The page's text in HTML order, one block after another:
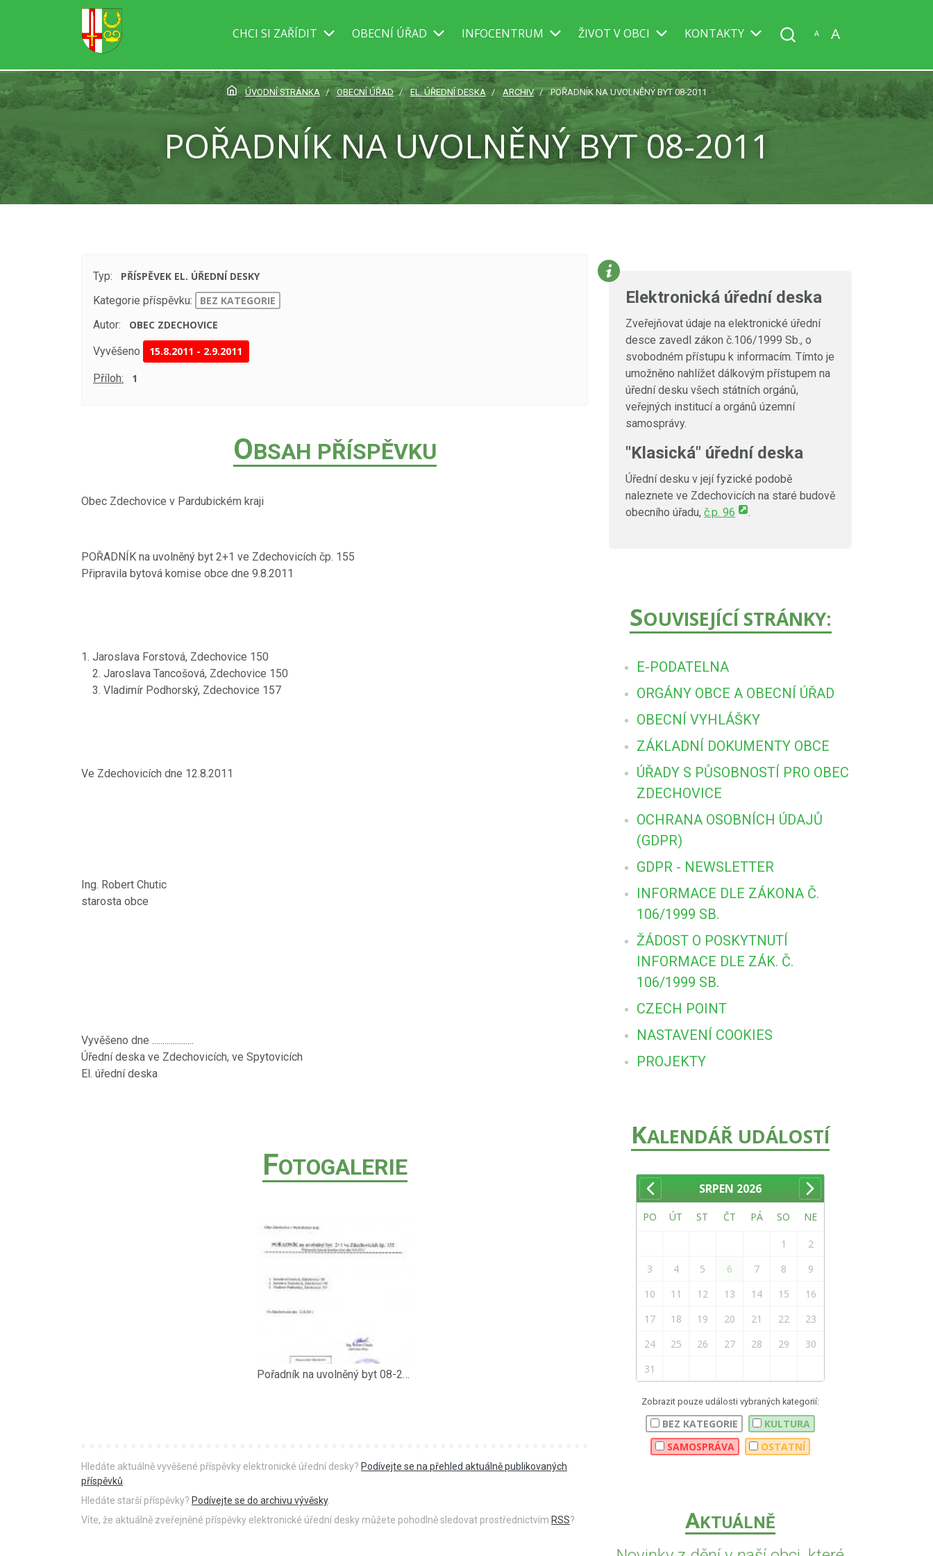
CHCI SI ZAŘÍDIT OBECNÍ ÚŘAD INFOCENTRUM ŽIVOT V OBCI KONTAKTY A A
ÚVODNÍ STRÁNKA OBECNÍ ÚŘAD EL. ÚŘEDNÍ DESKA ARCHIV POŘADNÍK NA UVOLNĚNÝ BYT 08-2011
POŘADNÍK NA UVOLNĚNÝ BYT 08-2011
Typ:
PŘÍSPĚVEK EL. ÚŘEDNÍ DESKY
Kategorie příspěvku:
BEZ KATEGORIE
Autor:
OBEC ZDECHOVICE
Vyvěšeno 15.8.2011 - 2.9.2011
Příloh: 1
OBSAH PŘÍSPĚVKU
Obec Zdechovice v Pardubickém kraji
POŘADNÍK na uvolněný byt 2+1 ve Zdechovicích čp. 155
Připravila bytová komise obce dne 9.8.2011
1. Jaroslava Forstová, Zdechovice 150
2. Jaroslava Tancošová, Zdechovice 150
3. Vladimír Podhorský, Zdechovice 157
Ve Zdechovicích dne 12.8.2011
Ing. Robert Chutic
starosta obce
Vyvěšeno dne ....................
Úřední deska ve Zdechovicích, ve Spytovicích
El. úřední deska
FOTOGALERIE
Pořadník na uvolněný byt 08-2011
Hledáte aktuálně vyvěšené příspěvky elektronické úřední desky? Podívejte se na přehled aktuálně publikovaných
příspěvků.
Hledáte starší příspěvky? Podívejte se do archivu vývěsky.
Víte, že aktuálně zveřejněné příspěvky elektronické úřední desky můžete pohodlně sledovat prostřednictvím RSS?
Elektronická úřední deska
Zveřejňovat údaje na elektronické úřední
desce zavedl zákon č.106/1999 Sb., o
svobodném přístupu k informacím. Tímto je
umožněno nahlížet dálkovým přístupem na
úřední desku všech státních orgánů,
veřejných institucí a orgánů územní
samosprávy.
"Klasická" úřední deska
Úřední desku v její fyzické podobě
naleznete ve Zdechovicích na staré budově
obecního úřadu, č.p. 96 .
SOUVISEJÍCÍ STRÁNKY:
E-PODATELNA
ORGÁNY OBCE A OBECNÍ ÚŘAD
OBECNÍ VYHLÁŠKY
ZÁKLADNÍ DOKUMENTY OBCE
ÚŘADY S PŮSOBNOSTÍ PRO OBEC
ZDECHOVICE
OCHRANA OSOBNÍCH ÚDAJŮ
(GDPR)
GDPR - NEWSLETTER
INFORMACE DLE ZÁKONA Č.
106/1999 SB.
ŽÁDOST O POSKYTNUTÍ
INFORMACE DLE ZÁK. Č.
106/1999 SB.
CZECH POINT
NASTAVENÍ COOKIES
PROJEKTY
KALENDÁŘ UDÁLOSTÍ
SRPEN 2026
PO ÚT ST ČT PÁ SO NE
1
2
3
4 5 6 7 8
9
10
11 12 13 14 15
16
17
18 19 20 21 22
23
24
25 26 27 28 29
30
31
Zobrazit pouze události vybraných kategorií:
BEZ KATEGORIE
KULTURA
SAMOSPRÁVA
OSTATNÍ
AKTUÁLNĚ